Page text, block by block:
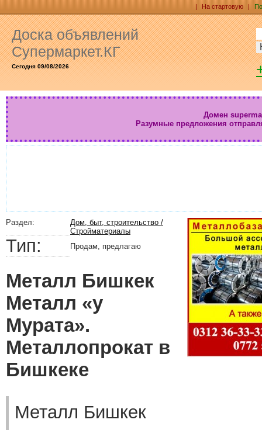
| На стартовую |
Доска объявлений
Супермаркет.КГ
Сегодня 09/08/2026
Домен
Разумные предложения
Раздел:
Дом, быт, строительство /
Стройматериалы
Тип: Продам, предлагаю
Металл Бишкек
Металл «у
Мурата».
Металлопрокат в
Бишкеке
Металл Бишкек